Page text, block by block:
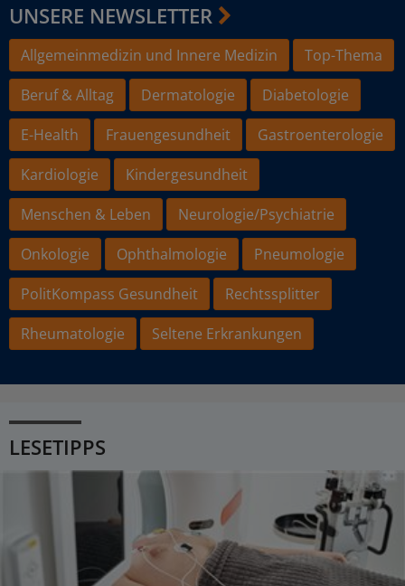
UNSERE NEWSLETTER
Allgemeinmedizin und Innere Medizin
Top-Thema
Beruf & Alltag
Dermatologie
Diabetologie
E-Health
Frauengesundheit
Gastroenterologie
Kardiologie
Kindergesundheit
Menschen & Leben
Neurologie/Psychiatrie
Onkologie
Ophthalmologie
Pneumologie
PolitKompass Gesundheit
Rechtssplitter
Rheumatologie
Seltene Erkrankungen
LESETIPPS